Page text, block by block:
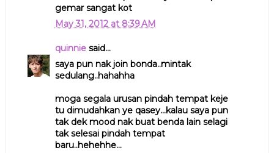
gemar sangat kot
May 31, 2012 at 8:39 AM
quinniesaid...
saya pun nak join bonda..mintak
sedulang..hahahha
moga segala urusan pindah tempat keje
tu dimudahkan ye qasey...kalau saya pun
tak dek mood nak buat benda lain selagi
tak selesai pindah tempat
baru..hehehhe...